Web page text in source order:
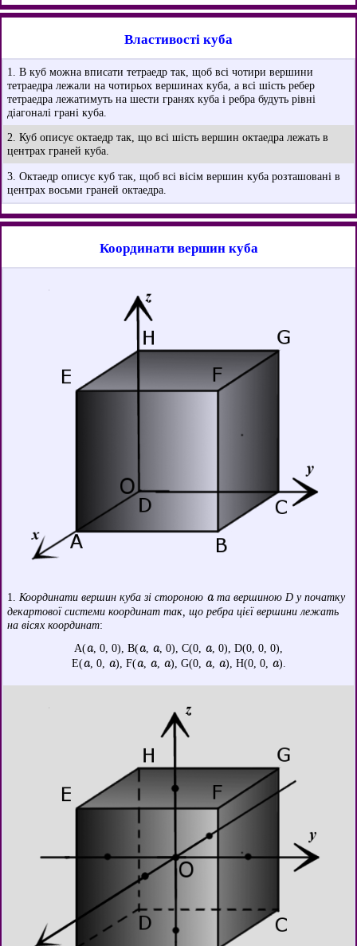
Властивості куба
1. В куб можна вписати тетраедр так, щоб всі чотири вершини
тетраедра лежали на чотирьох вершинах куба, а всі шість ребер
тетраедра лежатимуть на шести гранях куба і ребра будуть рівні
діагоналі грані куба.
2. Куб описує октаедр так, що всі шість вершин октаедра лежать в
центрах граней куба.
3. Октаедр описує куб так, щоб всі вісім вершин куба розташовані в
центрах восьми граней октаедра.
Координати вершин куба
1. Координати вершин куба зі стороною aта вершиною D у початку
декартової системи координат так, що ребра цієї вершини лежать
на вісях координат:
A(a, 0, 0), B(a, a, 0), C(0, a, 0), D(0, 0, 0),
E(a, 0, a), F(a, a, a), G(0, a, a), H(0, 0, a).